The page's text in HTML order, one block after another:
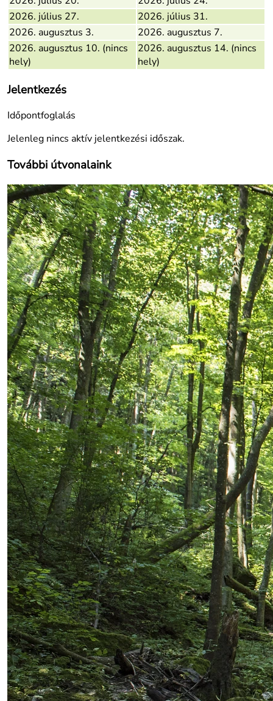
2026. július 27.
2026. július 31.
2026. augusztus 3.
2026. augusztus 7.
2026. augusztus 10. (nincs
hely)
2026. augusztus 14. (nincs
hely)
Jelentkezés
Időpontfoglalás
Jelenleg nincs aktív jelentkezési időszak.
További útvonalaink